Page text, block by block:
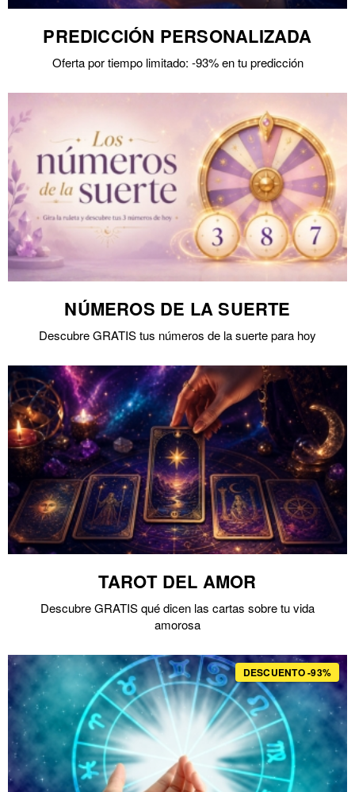
PREDICCIÓN PERSONALIZADA
Oferta por tiempo limitado: -93% en tu predicción
NÚMEROS DE LA SUERTE
Descubre GRATIS tus números de la suerte para hoy
TAROT DEL AMOR
Descubre GRATIS qué dicen las cartas sobre tu vida
amorosa
DESCUENTO -93%